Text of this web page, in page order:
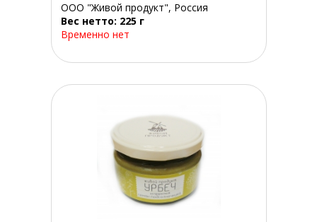
ООО "Живой продукт", Россия
Вес нетто: 225 г
Временно нет